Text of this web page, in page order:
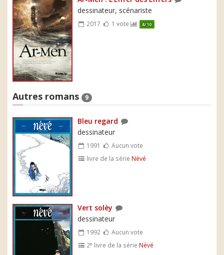
dessinateur, scénariste
2017 1 vote 8/10
Autres romans 9
Bleu regard
dessinateur
1991
Aucun vote
livre de la série Névé
Vert solèy
dessinateur
1992
Aucun vote
2e livre de la série Névé